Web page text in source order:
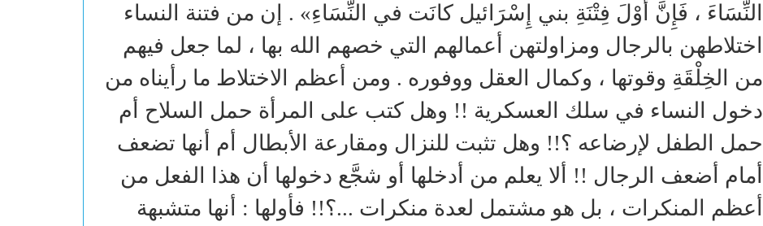
النِّسَاءَ ، فَإِنَّ أَوْلَ فِتْنَةِ بني إِسْرَائيل كانَت في النِّسَاءِ» . إن من فتنة النساء
اختلاطهن بالرجال ومزاولتهن أعمالهم التي خصهم الله بها ، لما جعل فيهم
من الخِلْقَةِ وقوتها ، وكمال العقل ووفوره . ومن أعظم الاختلاط ما رأيناه من
دخول النساء في سلك العسكرية !! وهل كتب على المرأة حمل السلاح أم
حمل الطفل لإرضاعه ؟!! وهل تثبت للنزال ومقارعة الأبطال أم أنها تضعف
أمام أضعف الرجال !! ألا يعلم من أدخلها أو شجَّع دخولها أن هذا الفعل من
أعظم المنكرات ، بل هو مشتمل لعدة منكرات ...؟!! فأولها : أنها متشبهة